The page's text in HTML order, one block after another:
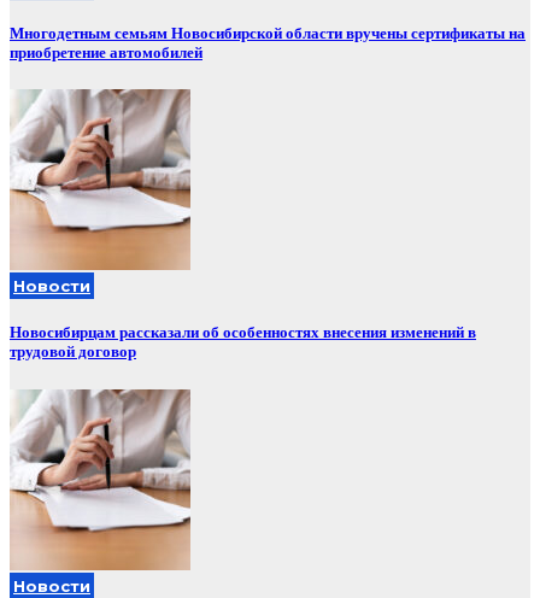
Многодетным семьям Новосибирской области вручены сертификаты на
приобретение автомобилей
Новости
Новосибирцам рассказали об особенностях внесения изменений в
трудовой договор
Новости